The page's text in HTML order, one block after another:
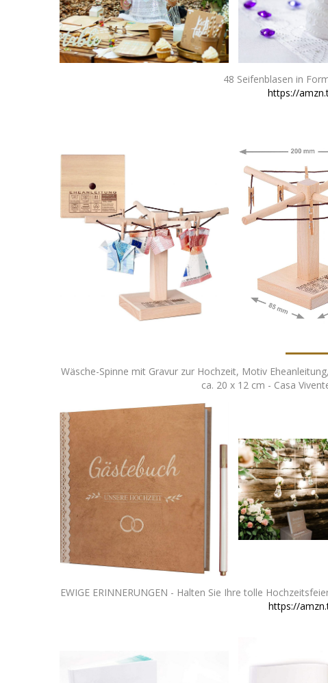
48 Seifenblasen in
https://
Wäsche-Spinne mit Gravur zur Hochzeit, Motiv
ca. 20 x 12 cm - Casa
EWIGE ERINNERUNGEN - Halten Sie Ihre tolle
https://a